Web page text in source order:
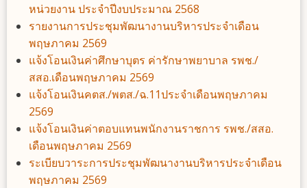
หน่วยงาน ประจำปีงบประมาณ 2568
รายงานการประชุมพัฒนางานบริหารประจำเดือน
พฤษภาคม 2569
แจ้งโอนเงินค่าศึกษาบุตร ค่ารักษาพยาบาล รพช./
สสอ.เดือนพฤษภาคม 2569
แจ้งโอนเงินคตส./พตส./ฉ.11ประจำเดือนพฤษภาคม
2569
แจ้งโอนเงินค่าตอบแทนพนักงานราชการ รพช./สสอ.
เดือนพฤษภาคม 2569
ระเบียบวาระการประชุมพัฒนางานบริหารประจำเดือน
พฤษภาคม 2569